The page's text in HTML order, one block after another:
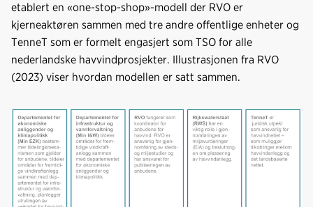
etablert en «one-stop-shop»-modell der RVO er
kjerneaktøren sammen med tre andre offentlige enheter og
TenneT som er formelt engasjert som TSO for alle
nederlandske havvindprosjekter. Illustrasjonen fra RVO
(2023) viser hvordan modellen er satt sammen.